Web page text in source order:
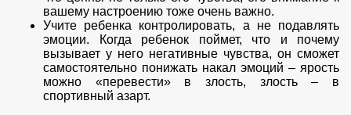
вашему настроению тоже очень важно.
Учите ребенка контролировать, а не подавлять
эмоции. Когда ребенок поймет, что и почему
вызывает у него негативные чувства, он сможет
самостоятельно понижать накал эмоций – ярость
можно «перевести» в злость, злость – в
спортивный азарт.